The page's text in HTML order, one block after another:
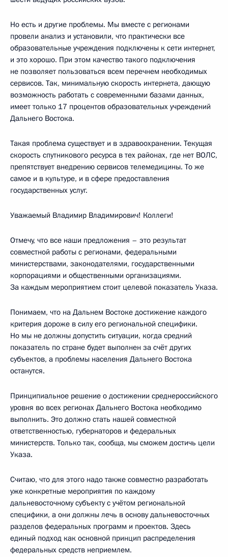
Но есть и другие проблемы. Мы вместе с регионами
провели анализ и установили, что практически все
образовательные учреждения подключены к сети интернет,
и это хорошо. При этом качество такого подключения
не позволяет пользоваться всем перечнем необходимых
сервисов. Так, минимальную скорость интернета, дающую
возможность работать с современными базами данных,
имеет только 17 процентов образовательных учреждений
Дальнего Востока.
Такая проблема существует и в здравоохранении. Текущая
скорость спутникового ресурса в тех районах, где нет ВОЛС,
препятствует внедрению сервисов телемедицины. То же
самое и в культуре, и в сфере предоставления
государственных услуг.
Уважаемый Владимир Владимирович! Коллеги!
Отмечу, что все наши предложения – это результат
совместной работы с регионами, федеральными
министерствами, законодателями, государственными
корпорациями и общественными организациями.
За каждым мероприятием стоит целевой показатель Указа.
Понимаем, что на Дальнем Востоке достижение каждого
критерия дороже в силу его региональной специфики.
Но мы не должны допустить ситуации, когда средний
показатель по стране будет выполнен за счёт других
субъектов, а проблемы населения Дальнего Востока
останутся.
Принципиальное решение о достижении среднероссийского
уровня во всех регионах Дальнего Востока необходимо
выполнить. Это должно стать нашей совместной
ответственностью, губернаторов и федеральных
министерств. Только так, сообща, мы сможем достичь цели
Указа.
Считаю, что для этого надо также совместно разработать
уже конкретные мероприятия по каждому
дальневосточному субъекту с учётом региональной
специфики, а они должны лечь в основу дальневосточных
разделов федеральных программ и проектов. Здесь
единый подход как основной принцип распределения
федеральных средств неприемлем.